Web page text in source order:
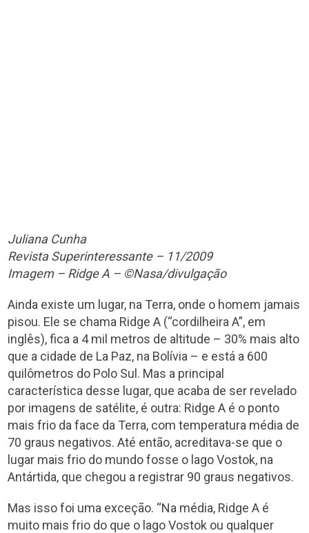
Juliana Cunha
Revista Superinteressante – 11/2009
Imagem – Ridge A – ©Nasa/divulgação
Ainda existe um lugar, na Terra, onde o homem jamais
pisou. Ele se chama Ridge A (“cordilheira A”, em
inglês), fica a 4 mil metros de altitude – 30% mais alto
que a cidade de La Paz, na Bolívia – e está a 600
quilômetros do Polo Sul. Mas a principal
característica desse lugar, que acaba de ser revelado
por imagens de satélite, é outra: Ridge A é o ponto
mais frio da face da Terra, com temperatura média de
70 graus negativos. Até então, acreditava-se que o
lugar mais frio do mundo fosse o lago Vostok, na
Antártida, que chegou a registrar 90 graus negativos.
Mas isso foi uma exceção. “Na média, Ridge A é
muito mais frio do que o lago Vostok ou qualquer